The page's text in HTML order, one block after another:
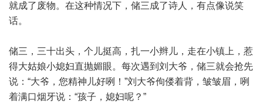
就成了废物。在这种情况下，储三成了诗人，有点像说笑
话。
储三，三十出头，个儿挺高，扎一小辫儿，走在小镇上，惹
得大姑娘小媳妇直抛媚眼。每次遇到刘大爷，储三就会抢先
说：“大爷，您精神儿好咧！”刘大爷佝偻着背，皱皱眉，咧
着满口烟牙说：“孩子，媳妇呢？”